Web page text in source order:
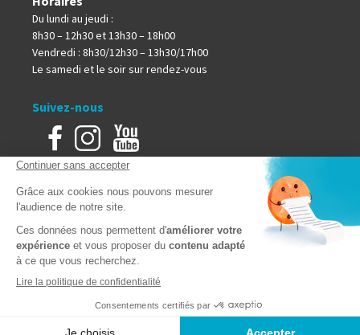
Du lundi au jeudi :
8h30 – 12h30 et 13h30 – 18h00
Vendredi : 8h30/12h30 – 13h30/17h00
Le samedi et le soir sur rendez-vous
Suivez-nous
Accueil Mentions Légales
Politique de confidentialité
Constructeur de maison à Angers (49000) © 2026Créé et référencé par Kelcible